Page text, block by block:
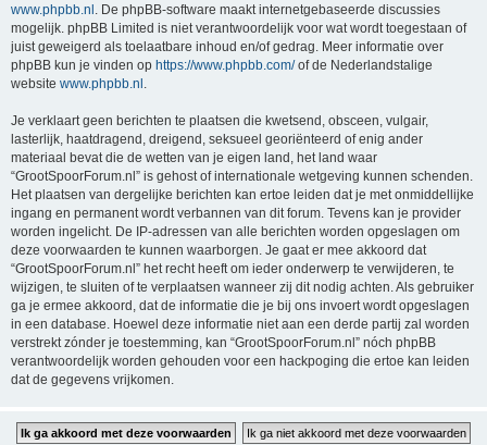
www.phpbb.nl . De phpBB-software maakt internetgebaseerde discussies
mogelijk. phpBB Limited is niet verantwoordelijk voor wat wordt toegestaan of
juist geweigerd als toelaatbare inhoud en/of gedrag. Meer informatie over
phpBB kun je vinden op https://www.phpbb.com/of de Nederlandstalige
website www.phpbb.nl .
Je verklaart geen berichten te plaatsen die kwetsend, obsceen, vulgair,
lasterlijk, haatdragend, dreigend, seksueel georiënteerd of enig ander
materiaal bevat die de wetten van je eigen land, het land waar
“GrootSpoorForum.nl” is gehost of internationale wetgeving kunnen schenden.
Het plaatsen van dergelijke berichten kan ertoe leiden dat je met onmiddellijke
ingang en permanent wordt verbannen van dit forum. Tevens kan je provider
worden ingelicht. De IP-adressen van alle berichten worden opgeslagen om
deze voorwaarden te kunnen waarborgen. Je gaat er mee akkoord dat
“GrootSpoorForum.nl” het recht heeft om ieder onderwerp te verwijderen, te
wijzigen, te sluiten of te verplaatsen wanneer zij dit nodig achten. Als gebruiker
ga je ermee akkoord, dat de informatie die je bij ons invoert wordt opgeslagen
in een database. Hoewel deze informatie niet aan een derde partij zal worden
verstrekt zónder je toestemming, kan “GrootSpoorForum.nl” nóch phpBB
verantwoordelijk worden gehouden voor een hackpoging die ertoe kan leiden
dat de gegevens vrijkomen.